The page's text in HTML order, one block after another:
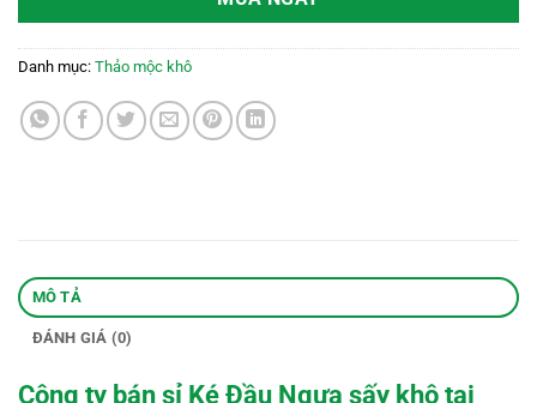
Danh mục: Thảo mộc khô
MÔ TẢ
ĐÁNH GIÁ (0)
Công ty bán sỉ Ké Đầu Ngựa sấy khô tại